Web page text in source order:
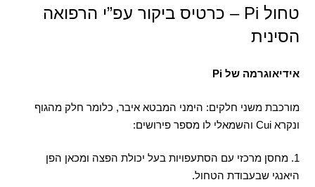
טחול Pi – כרטיס ביקור עפ”י הרפואה
הסינית
אידיאוגרמה שלPi
מורכבת משני חלקים: הימני המבטא איבר, כלומר חלק מהגוף
ונקראCui והשמאלי לו מספר פירושים:
1. מחסן מרכזי עם הסתעפויות בעל יכולת הפצה ומכאן הפן
היאנגי שבעבודת הטחול.